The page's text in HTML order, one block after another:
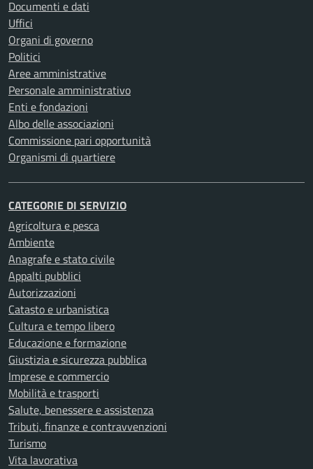
Documenti e dati
Uffici
Organi di governo
Politici
Aree amministrative
Personale amministrativo
Enti e fondazioni
Albo delle associazioni
Commissione pari opportunità
Organismi di quartiere
CATEGORIE DI SERVIZIO
Agricoltura e pesca
Ambiente
Anagrafe e stato civile
Appalti pubblici
Autorizzazioni
Catasto e urbanistica
Cultura e tempo libero
Educazione e formazione
Giustizia e sicurezza pubblica
Imprese e commercio
Mobilità e trasporti
Salute, benessere e assistenza
Tributi, finanze e contravvenzioni
Turismo
Vita lavorativa